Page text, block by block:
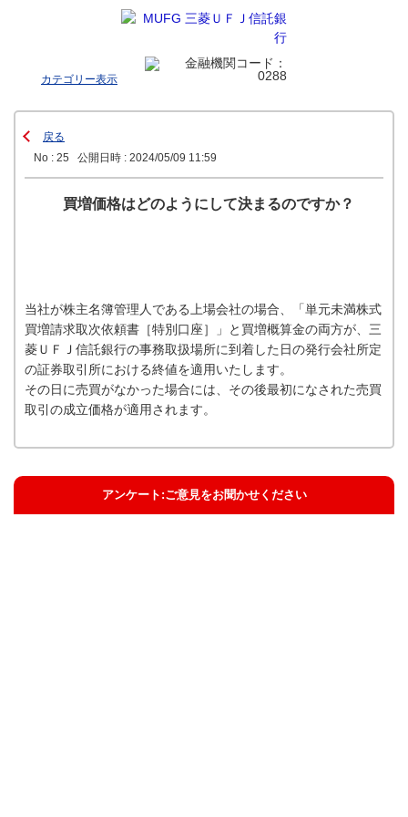
カテゴリー表示
戻る
No : 25
公開日時 : 2024/05/09 11:59
買増価格はどのようにして決まるのですか？
当社が株主名簿管理人である上場会社の場合、「単元未満株式
買増請求取次依頼書［特別口座］」と買増概算金の両方が、三
菱ＵＦＪ信託銀行の事務取扱場所に到着した日の発行会社所定
の証券取引所における終値を適用いたします。
その日に売買がなかった場合には、その後最初になされた売買
取引の成立価格が適用されます。
アンケート:ご意見をお聞かせください